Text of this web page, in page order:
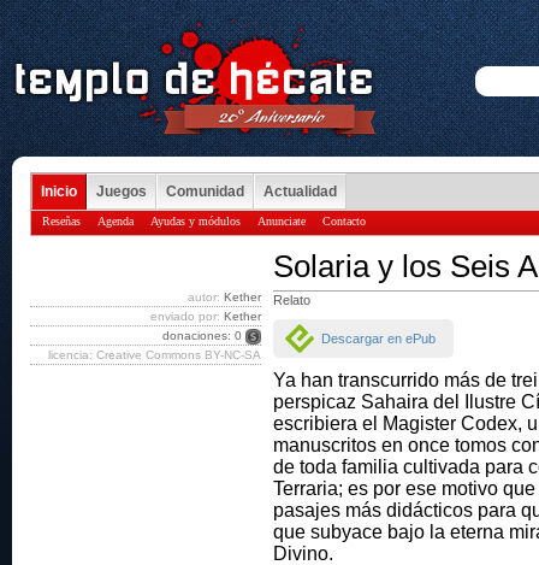
Inicio Juegos Comunidad Actualidad
Reseñas Agenda Ayudas y módulos Anunciate Contacto
Solaria y los Seis
Relato
Descargar en ePub
Ya han transcurrido más de
perspicaz Sahaira del Ilustre
escribiera el Magister Codex,
manuscritos en once tomos
de toda familia cultivada para
Terraria; es por ese motivo
pasajes más didácticos para
que subyace bajo la eterna
Divino.
autor: Kether
enviado por: Kether
donaciones: 0
licencia: Creative Commons BY-NC-SA